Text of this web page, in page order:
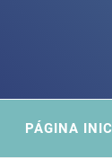
PÁGINA